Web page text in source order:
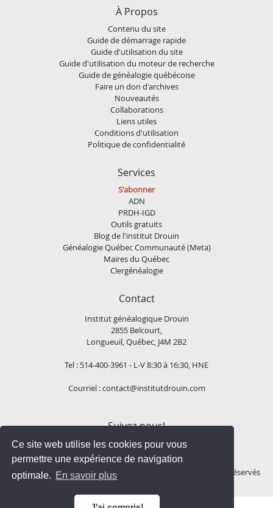
Ce site web utilise les cookies pour vous
permettre une expérience de navigation
optimale. En savoir plus
À Propos
Contenu du site
Guide de démarrage rapide
Guide d'utilisation du site
Guide d'utilisation du moteur de recherche
Guide de généalogie québécoise
Faire un don d'archives
Nouveautés
Collaborations
Liens utiles
Conditions d'utilisation
Politique de confidentialité
Services
S'abonner
ADN
PRDH-IGD
Outils gratuits
Blog de l'institut Drouin
Généalogie Québec Communauté (Meta)
Maires du Québec
Clergénéalogie
Contact
Institut généalogique Drouin
2855 Belcourt,
Longueuil, Québec, J4M 2B2
Tel : 514-400-3961 - L-V 8:30 à 16:30, HNE
Courriel :contact@institutdrouin.com
Suivez-nous!
Copyright 2026 Institut généalogique Drouin, Tous droits réservés